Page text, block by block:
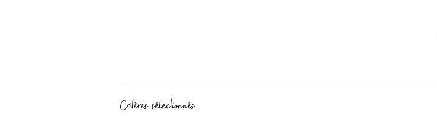
Critères sélectionnés